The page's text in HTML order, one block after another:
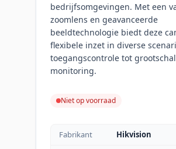
bedrijfsomgevingen. Met een
zoomlens en geavanceerde
beeldtechnologie biedt deze
flexibele inzet in diverse
toegangscontrole tot
monitoring.
Niet op voorraad
Fabrikant Hikvision